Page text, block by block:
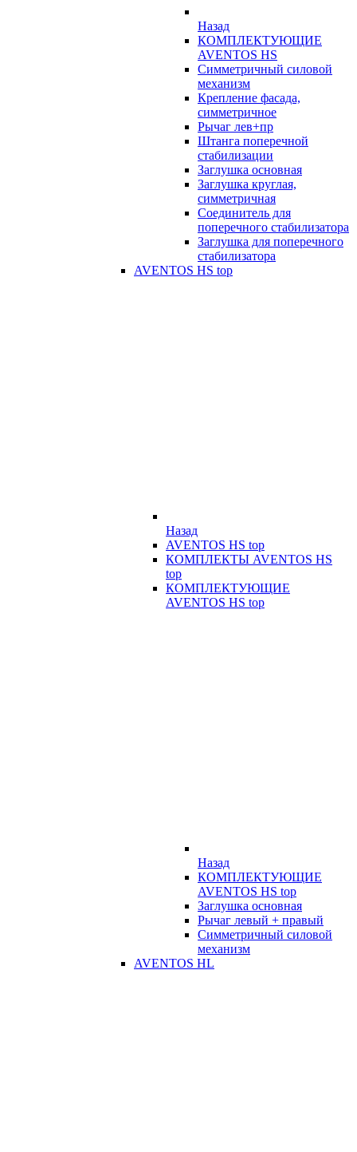
Назад
КОМПЛЕКТУЮЩИЕ
AVENTOS HS
Симметричный силовой
механизм
Крепление фасада,
симметричное
Рычаг лев+пр
Штанга поперечной
стабилизации
Заглушка основная
Заглушка круглая,
симметричная
Соединитель для
поперечного стабилизатора
Заглушка для поперечного
стабилизатора
AVENTOS HS top
Назад
AVENTOS HS top
КОМПЛЕКТЫ AVENTOS HS
top
КОМПЛЕКТУЮЩИЕ
AVENTOS HS top
Назад
КОМПЛЕКТУЮЩИЕ
AVENTOS HS top
Заглушка основная
Рычаг левый + правый
Симметричный силовой
механизм
AVENTOS HL